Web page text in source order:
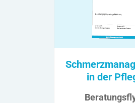
in der